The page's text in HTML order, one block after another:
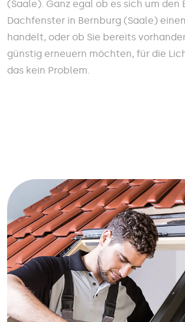
(Saale). Ganz egal ob es sich um den
Dachfenster in Bernburg (Saale)
handelt, oder ob Sie bereits
günstig erneuern möchten, für die
das kein Problem.